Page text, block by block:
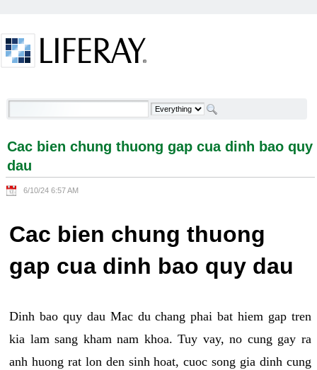
Cac bien chung thuong gap cua dinh bao quy dau -
Cac bien chung thuong gap cua dinh bao quy
dau
6/10/24 6:57 AM
Cac bien chung thuong
gap cua dinh bao quy dau
Dinh bao quy dau Mac du chang phai bat hiem gap tren
kia lam sang kham nam khoa. Tuy vay, no cung gay ra
anh huong rat lon den sinh hoat, cuoc song gia dinh cung